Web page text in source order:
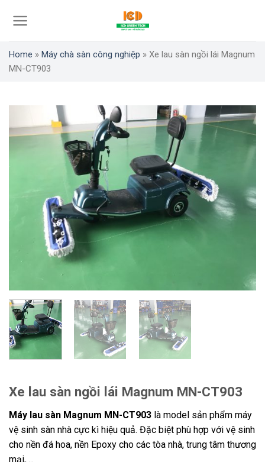
Home » Máy chà sàn công nghiệp » Xe lau sàn ngồi lái Magnum
MN-CT903
Xe lau sàn ngồi lái Magnum MN-CT903
Máy lau sàn Magnum MN-CT903 là model sản phẩm máy
vệ sinh sàn nhà cực kì hiệu quả. Đặc biệt phù hợp với vệ sinh
cho nền đá hoa, nền Epoxy cho các tòa nhà, trung tâm thương
mại,….